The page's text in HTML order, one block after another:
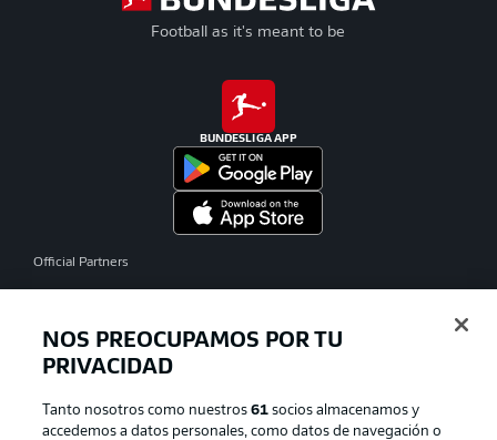
Football as it's meant to be
BUNDESLIGA APP
Official Partners
NOS PREOCUPAMOS POR TU
PRIVACIDAD
Tanto nosotros como nuestros61 socios almacenamos y
accedemos a datos personales, como datos de navegación o